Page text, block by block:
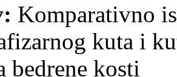
Komparativno
kuta i
bedrene kosti